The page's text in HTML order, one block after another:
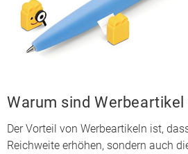
Warum sind
Der Vorteil von Werbeartikeln ist,
Reichweite erhöhen, sondern auch